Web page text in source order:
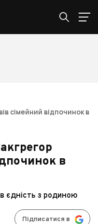
сімейний відпочинок в
в
єдність з родиною
Підписатися в